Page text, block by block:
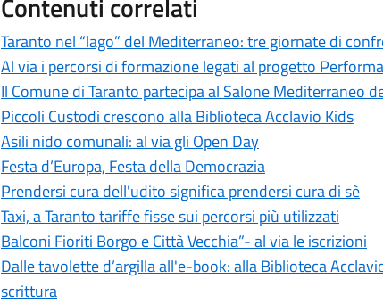
Taranto nel “lago” del Mediterraneo: tre giornate di
Al via i percorsi di formazione legati al progetto
Il Comune di Taranto partecipa al Salone Mediterraneo
Piccoli Custodi crescono alla Biblioteca Acclavio Kids
Asili nido comunali: al via gli Open Day
Festa d’Europa, Festa della Democrazia
Prendersi cura dell'udito significa prendersi cura di sè
Taxi, a Taranto tariffe fisse sui percorsi più utilizzati
Balconi Fioriti Borgo e Città Vecchia”- al via le iscrizioni
Dalle tavolette d’argilla all'e-book: alla Biblioteca
scrittura